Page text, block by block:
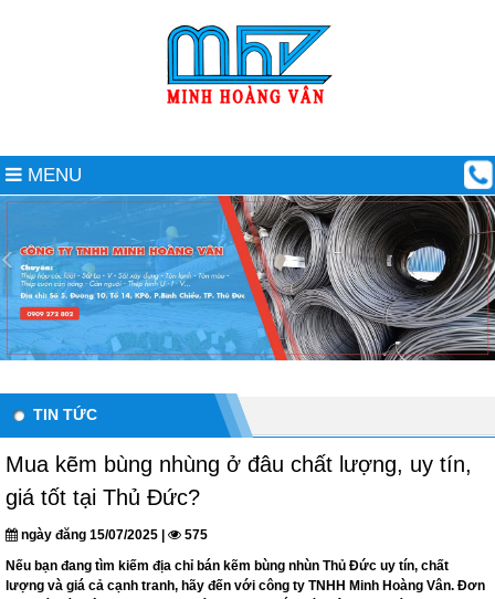
MENU
TIN TỨC
Mua kẽm bùng nhùng ở đâu chất lượng, uy tín,
giá tốt tại Thủ Đức?
ngày đăng 15/07/2025 |
575
Nếu bạn đang tìm kiếm địa chỉ bán kẽm bùng nhùn Thủ Đức uy tín, chất
lượng và giá cả cạnh tranh, hãy đến với công ty TNHH Minh Hoàng Vân. Đơn